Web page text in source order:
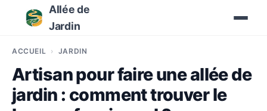
Allée de
Jardin
ACCUEIL JARDIN
Artisan pour faire une allée de
jardin : comment trouver le